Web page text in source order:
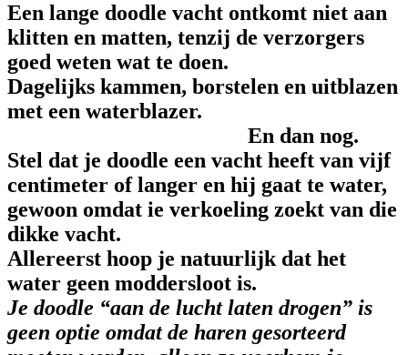
Een lange doodle vacht ontkomt niet aan
klitten en matten, tenzij de verzorgers
goed weten wat te doen.
Dagelijks kammen, borstelen en uitblazen
met een waterblazer.
En dan nog.
Stel dat je doodle een vacht heeft van vijf
centimeter of langer en hij gaat te water,
gewoon omdat ie verkoeling zoekt van die
dikke vacht.
Allereerst hoop je natuurlijk dat het
water geen moddersloot is.
Je doodle “aan de lucht laten drogen” is
geen optie omdat de haren gesorteerd